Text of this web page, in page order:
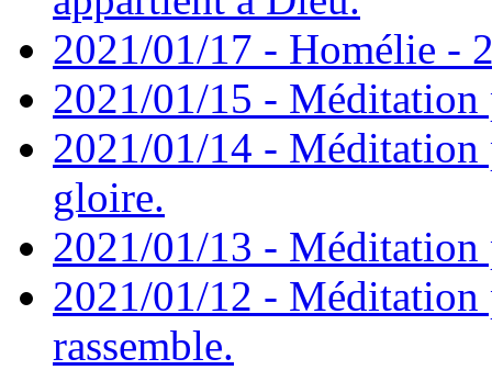
2021/01/17 - Homélie -
2021/01/15 - Méditation
2021/01/14 - Méditation
gloire.
2021/01/13 - Méditation
2021/01/12 - Méditation
rassemble.